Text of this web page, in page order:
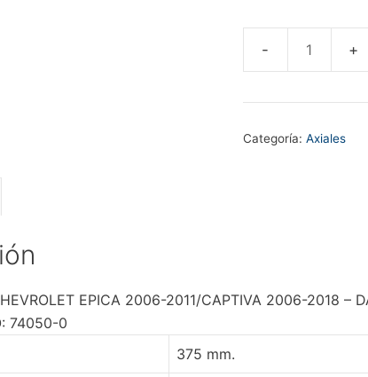
EPICA
2011/CAPTIVA
2002
Categoría: Axiales
EPICA 2006-2011/CAPTIVA 2006-2018 –
74050-0
375 mm.